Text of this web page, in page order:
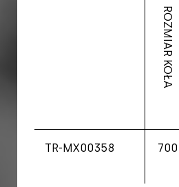
ROZMIAR KOŁA
TR-MX00358 700